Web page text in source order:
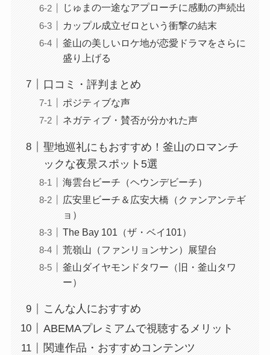
じゅまの一途なアプローチに感動の声続出
カップル成立ゼロという衝撃の結末
釜山の美しいロケ地が恋愛ドラマをさらに
盛り上げる
口コミ・評判まとめ
ポジティブな声
ネガティブ・賛否が分かれた声
聖地巡礼にもおすすめ！釜山のロマンチ
ックな夜景スポット5選
海雲台ビーチ（ヘウンデビーチ）
広安里ビーチ＆広安大橋（クァンアンテギ
ョ）
The Bay 101（ザ・ベイ101）
荒嶺山（ファンリョンサン）展望台
釜山ダイヤモンドタワー（旧・釜山タワ
ー）
こんな人におすすめ
ABEMAプレミアムで視聴するメリット
関連作品・おすすめコンテンツ